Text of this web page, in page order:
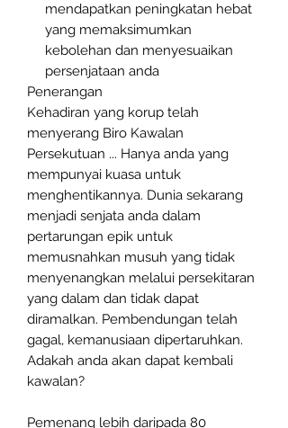
mendapatkan peningkatan hebat
yang memaksimumkan
kebolehan dan menyesuaikan
persenjataan anda
Penerangan
Kehadiran yang korup telah
menyerang Biro Kawalan
Persekutuan ... Hanya anda yang
mempunyai kuasa untuk
menghentikannya. Dunia sekarang
menjadi senjata anda dalam
pertarungan epik untuk
memusnahkan musuh yang tidak
menyenangkan melalui persekitaran
yang dalam dan tidak dapat
diramalkan. Pembendungan telah
gagal, kemanusiaan dipertaruhkan.
Adakah anda akan dapat kembali
kawalan?
Pemenang lebih daripada 80